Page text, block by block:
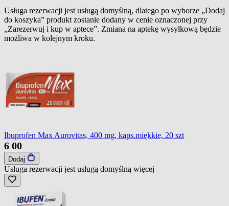
Usługa rezerwacji jest usługą domyślną, dlatego po wyborze „Dodaj
do koszyka” produkt zostanie dodany w cenie oznaczonej przy
„Zarezerwuj i kup w aptece”. Zmiana na aptekę wysyłkową będzie
możliwa w kolejnym kroku.
Ibuprofen Max Aurovitas, 400 mg, kaps.miękkie, 20 szt
6 00
Dodaj
Usługa rezerwacji jest usługą domyślną więcej